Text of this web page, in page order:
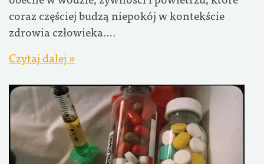
coraz częściej budzą niepokój w kontekście
zdrowia człowieka….
Czytaj dalej »